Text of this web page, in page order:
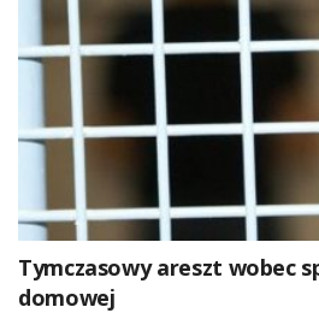
Tymczasowy areszt wobec
domowej